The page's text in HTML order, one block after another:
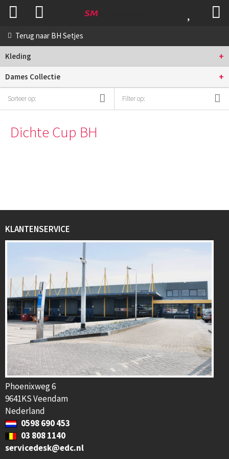
Terug naar BH Setjes
Kleding +
Dames Collectie +
Sorteer op: Filter op:
Dichte Cup BH
KLANTENSERVICE
Phoenixweg 6
9641KS Veendam
Nederland
0598 690 453
03 808 1140
servicedesk@edc.nl